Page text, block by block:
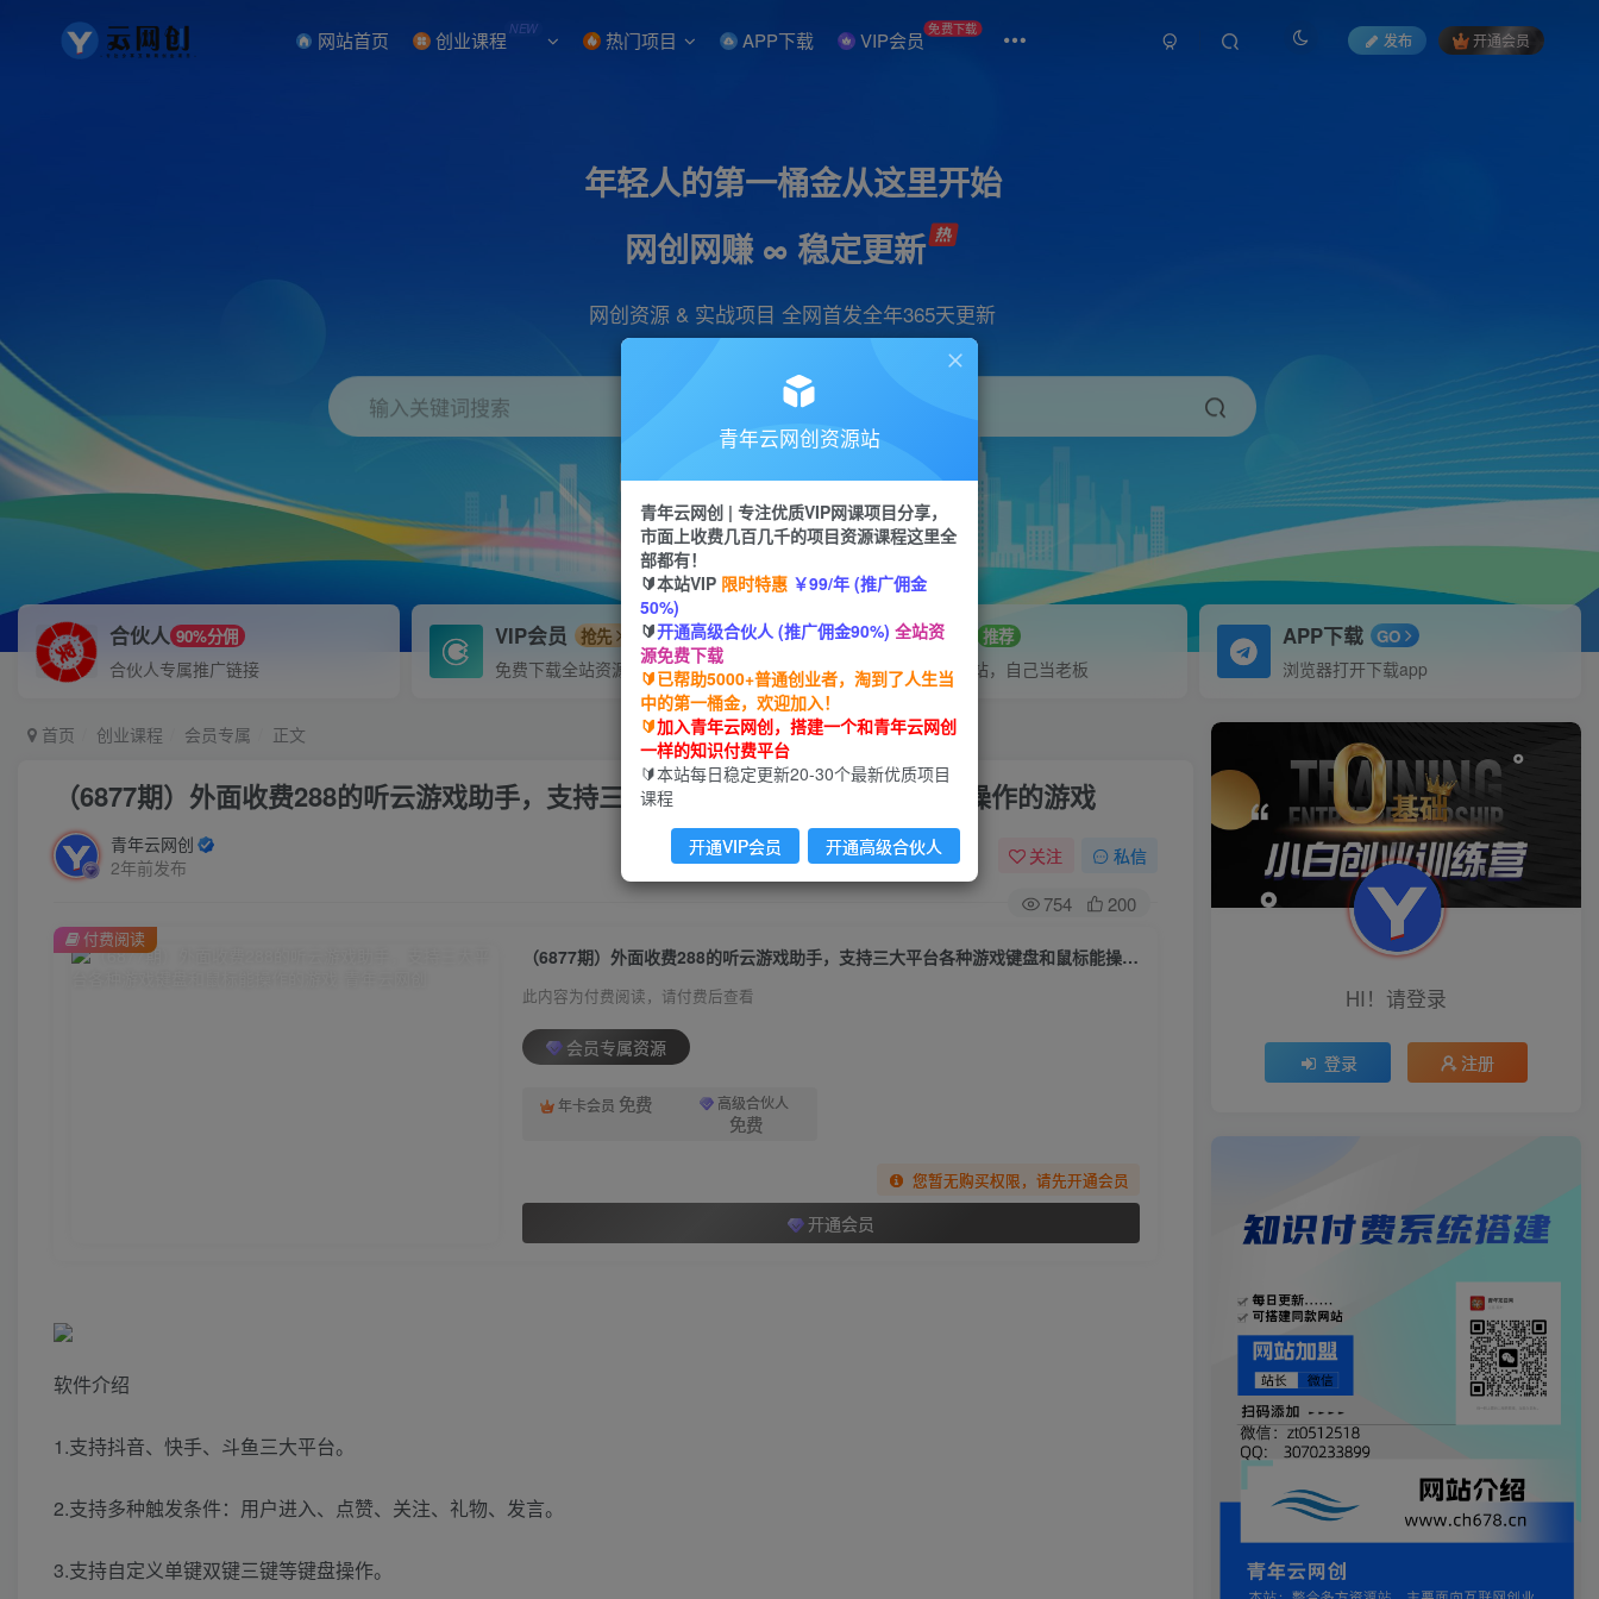
网站首页 创业课程 NEW 热门项目 APP下载 VIP会员 免费下载
发布 开通会员
年轻人的第一桶金从这里开始
网创网赚 ∞ 稳定更新
网创资源 & 实战项目 全网首发全年365天更新
输入关键词搜索
项目 引流 抖音 短视频 剪辑 会员
合伙人 90%分佣
合伙人专属推广链接
VIP会员 抢先
免费下载全站资源
招募站长 推荐
搭建同款网站，自己当老板
APP下载 GO
浏览器打开下载app
首页 创业课程 会员专属 正文
（6877期）外面收费288的听云游戏助手，支持三大平台各种游戏键盘和鼠标能操作的游戏
青年云网创
2年前发布
关注 私信
754 200
（6877期）外面收费288的听云游戏助手，支持三大平台各种游戏键盘和鼠标能操作的游戏
此内容为付费阅读，请付费后查看
会员专属资源
年卡会员 免费 高级合伙人
免费
您暂无购买权限，请先开通会员
开通会员
付费阅读
软件介绍
1.支持抖音、快手、斗鱼三大平台。
2.支持多种触发条件：用户进入、点赞、关注、礼物、发言。
3.支持自定义单键双键三键等键盘操作。
HI！请登录
登录 注册
青年云网创资源站
青年云网创 | 专注优质VIP网课项目分享，
市面上收费几百几千的项目资源课程这里全
部都有！
🔰本站VIP 限时特惠 ￥99/年 (推广佣金
50%)
🔰开通高级合伙人 (推广佣金90%) 全站资
源免费下载
🔰已帮助5000+普通创业者，淘到了人生当
中的第一桶金，欢迎加入！
🔰加入青年云网创，搭建一个和青年云网创
一样的知识付费平台
🔰本站每日稳定更新20-30个最新优质项目
课程
开通VIP会员 开通高级合伙人